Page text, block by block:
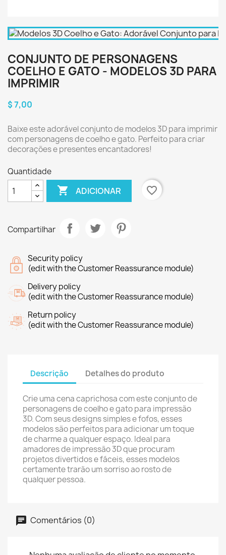
CONJUNTO DE PERSONAGENS
COELHO E GATO - MODELOS 3D PARA
IMPRIMIR
$ 7,00
Baixe este adorável conjunto de modelos 3D para imprimir
com personagens de coelho e gato. Perfeito para criar
decorações e presentes encantadores!
Quantidade
 ADICIONAR favorite_border
Compartilhar
Security policy
(edit with the Customer Reassurance module)
Delivery policy
(edit with the Customer Reassurance module)
Return policy
(edit with the Customer Reassurance module)
Descrição Detalhes do produto
Crie uma cena caprichosa com este conjunto de
personagens de coelho e gato para impressão
3D. Com seus designs simples e fofos, esses
modelos são perfeitos para adicionar um toque
de charme a qualquer espaço. Ideal para
amadores de impressão 3D que procuram
projetos divertidos e fáceis, esses modelos
certamente trarão um sorriso ao rosto de
qualquer pessoa.
Comentários (0)